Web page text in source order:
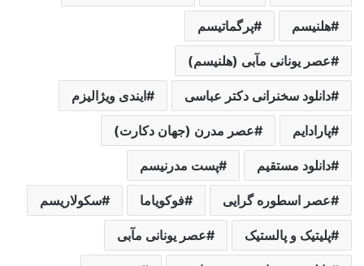
هلنیسم پرگماتیسم
عصر یونانی مآبی (هلنیسم)
دانلود سخنرانی دکتر عباسی ایندی ویژالیزم
پارادایم عصر مدرن (جهان دکارت)
دانلود مستقیم پست مدرنیسم
عصر اسطوره گرایی فوکویاما سکولاریسم
پلیتیک و پالستیک عصر یونانی مآبی